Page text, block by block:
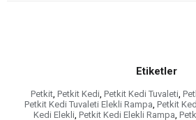
Etiketler
Petkit, Petkit Kedi, Petkit Kedi Tuvaleti,
Petkit Kedi Tuvaleti Elekli Rampa, Petkit
Kedi Elekli, Petkit Kedi Elekli Rampa,